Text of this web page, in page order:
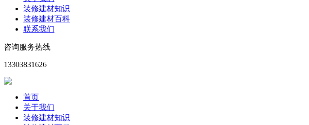
装修建材知识
装修建材百科
联系我们
咨询服务热线
13303831626
首页
关于我们
装修建材知识